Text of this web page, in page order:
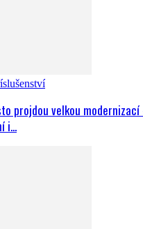
projdou velkou
i...